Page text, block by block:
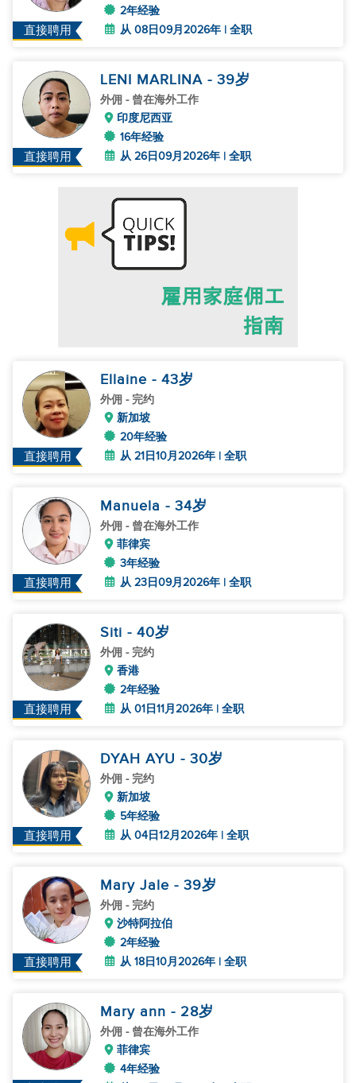
直接聘用
2年经验
从 08日09月2026年 | 全职
直接聘用
LENI MARLINA - 39岁
外佣 - 曾在海外工作
印度尼西亚
16年经验
从 26日09月2026年 | 全职
直接聘用
Ellaine - 43岁
外佣 - 完约
新加坡
20年经验
从 21日10月2026年 | 全职
直接聘用
Manuela - 34岁
外佣 - 曾在海外工作
菲律宾
3年经验
从 23日09月2026年 | 全职
直接聘用
Siti - 40岁
外佣 - 完约
香港
2年经验
从 01日11月2026年 | 全职
直接聘用
DYAH AYU - 30岁
外佣 - 完约
新加坡
5年经验
从 04日12月2026年 | 全职
直接聘用
Mary Jale - 39岁
外佣 - 完约
沙特阿拉伯
2年经验
从 18日10月2026年 | 全职
Mary ann - 28岁
外佣 - 曾在海外工作
菲律宾
4年经验